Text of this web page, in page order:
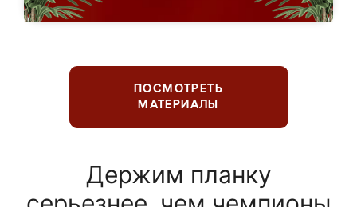
ПОСМОТРЕТЬ
МАТЕРИАЛЫ
Держим планку